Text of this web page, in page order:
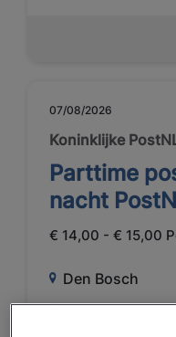
07/08/2026
Koninklijke
Parttime
nacht
€ 14,00 - € 15,00
Den Bosch
Parttime